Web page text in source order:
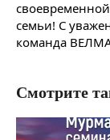
семьи! С
команда
Смотрите